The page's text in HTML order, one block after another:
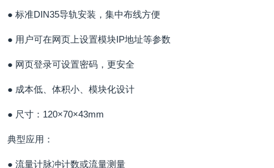
● 标准DIN35导轨安装，集中布线方便
● 用户可在网页上设置模块IP地址等参数
● 网页登录可设置密码，更安全
● 成本低、体积小、模块化设计
● 尺寸：120×70×43mm
典型应用：
● 流量计脉冲计数或流量测量